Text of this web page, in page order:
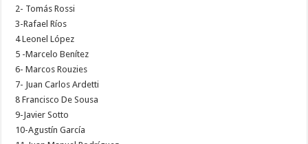
2- Tomás Rossi
3-Rafael Ríos
4 Leonel López
5 -Marcelo Benítez
6- Marcos Rouzies
7- Juan Carlos Ardetti
8 Francisco De Sousa
9-Javier Sotto
10-Agustín García